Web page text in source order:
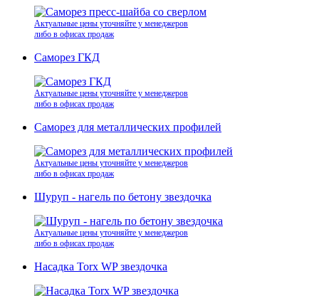
Актуальные цены уточняйте у менеджеров
либо в офисах продаж
Саморез ГКД
Актуальные цены уточняйте у менеджеров
либо в офисах продаж
Саморез для металлических профилей
Актуальные цены уточняйте у менеджеров
либо в офисах продаж
Шуруп - нагель по бетону звездочка
Актуальные цены уточняйте у менеджеров
либо в офисах продаж
Насадка Torx WP звездочка